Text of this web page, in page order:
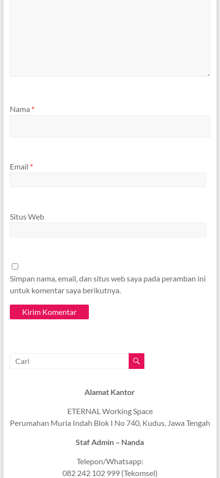
Nama *
Email *
Situs Web
Simpan nama, email, dan situs web saya pada peramban ini
untuk komentar saya berikutnya.
Alamat Kantor
ETERNAL Working Space
Perumahan Muria Indah Blok I No 740, Kudus, Jawa Tengah
Staf Admin – Nanda
Telepon/Whatsapp:
082 242 102 999 (Tekomsel)